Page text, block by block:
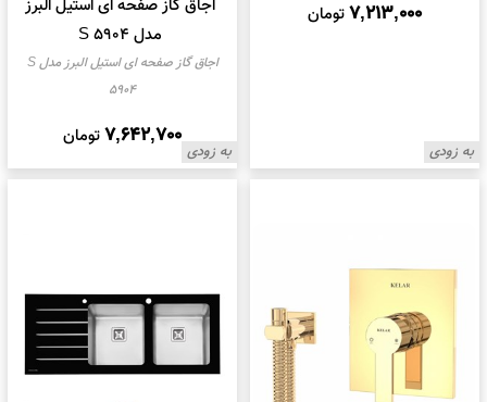
7,213,000تومان
به زودی
اجاق گاز صفحه ای استیل البرز
مدل S 5904
اجاق گاز صفحه ای استیل البرز مدل S
5904
7,642,700تومان
به زودی